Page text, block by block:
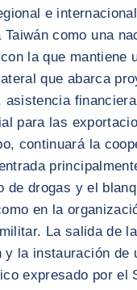
e
Taiwán como una
la que mantiene
que abarca
asistencia
para las
continuará la
de drogas y el
en la
La salida de la
y la instauración de
expresado por el